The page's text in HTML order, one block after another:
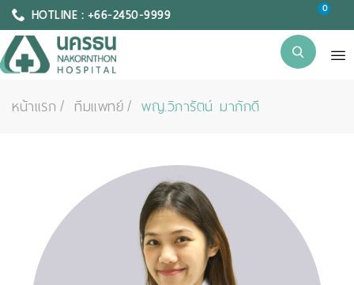
HOTLINE : +66-2450-9999 0
หน้าแรก ทีมแพทย์ พญ.วิภารัตน์ มาภักดี